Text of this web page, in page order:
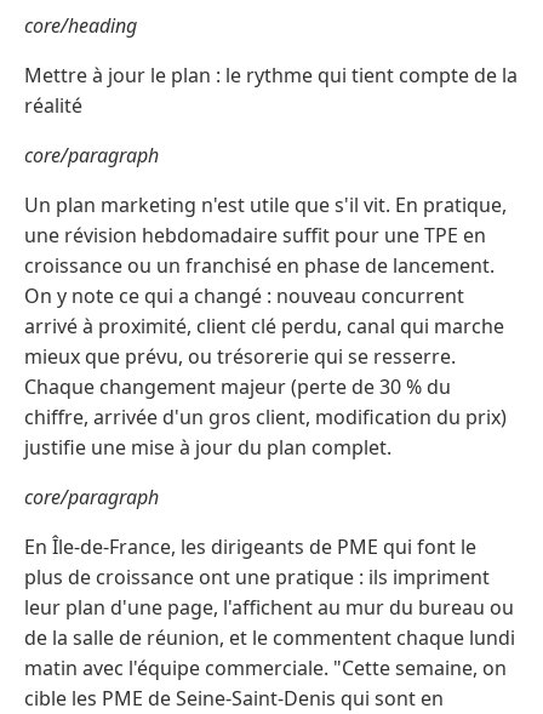
core/heading
Mettre à jour le plan : le rythme qui tient compte de la
réalité
core/paragraph
Un plan marketing n'est utile que s'il vit. En pratique,
une révision hebdomadaire suffit pour une TPE en
croissance ou un franchisé en phase de lancement.
On y note ce qui a changé : nouveau concurrent
arrivé à proximité, client clé perdu, canal qui marche
mieux que prévu, ou trésorerie qui se resserre.
Chaque changement majeur (perte de 30 % du
chiffre, arrivée d'un gros client, modification du prix)
justifie une mise à jour du plan complet.
core/paragraph
En Île-de-France, les dirigeants de PME qui font le
plus de croissance ont une pratique : ils impriment
leur plan d'une page, l'affichent au mur du bureau ou
de la salle de réunion, et le commentent chaque lundi
matin avec l'équipe commerciale. "Cette semaine, on
cible les PME de Seine-Saint-Denis qui sont en